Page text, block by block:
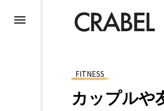
FITNESS
カップルや
BEAUTY